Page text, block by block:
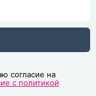
согласие на
с политикой